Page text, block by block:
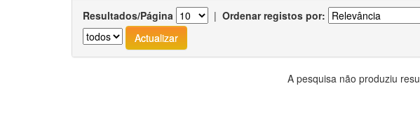
Resultados/Página | Ordenar registos por:
A pesquisa não produziu